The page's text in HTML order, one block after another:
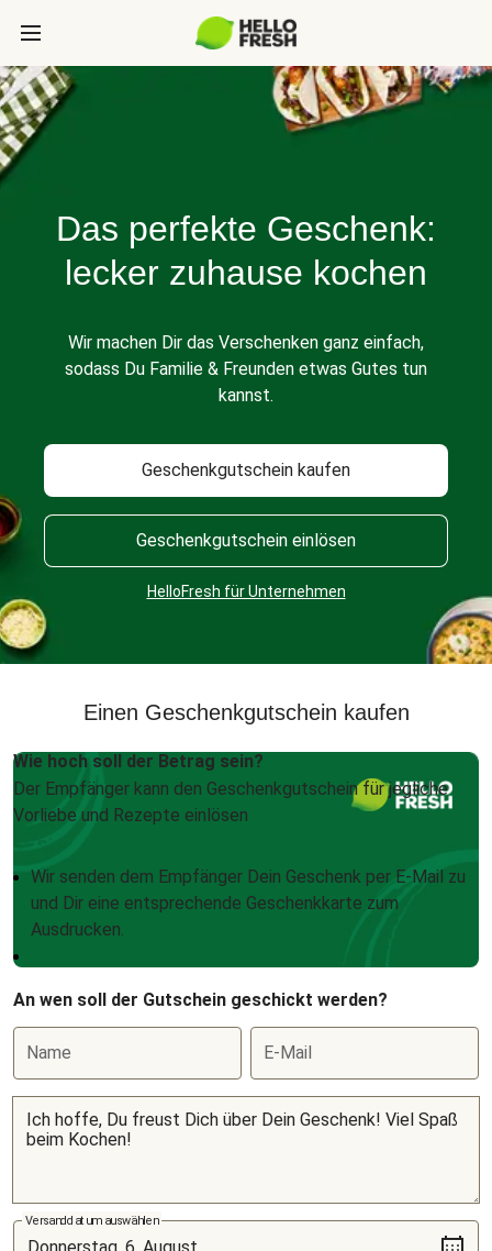
Das perfekte Geschenk:
lecker zuhause kochen
Wir machen Dir das Verschenken ganz einfach,
sodass Du Familie & Freunden etwas Gutes tun
kannst.
Geschenkgutschein kaufen
Geschenkgutschein einlösen
HelloFresh für Unternehmen
Einen Geschenkgutschein kaufen
Wie hoch soll der Betrag sein?
Der Empfänger kann den Geschenkgutschein für jegliche
Vorliebe und Rezepte einlösen
Wir senden dem Empfänger Dein Geschenk per E-Mail zu
und Dir eine entsprechende Geschenkkarte zum
Ausdrucken.
An wen soll der Gutschein geschickt werden?
Name E-Mail
Versanddatum auswählen